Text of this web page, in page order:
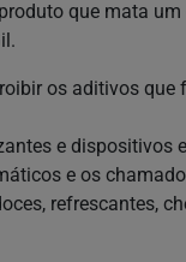
que mata
os aditivos
e dispositivos
e os
refrescantes,